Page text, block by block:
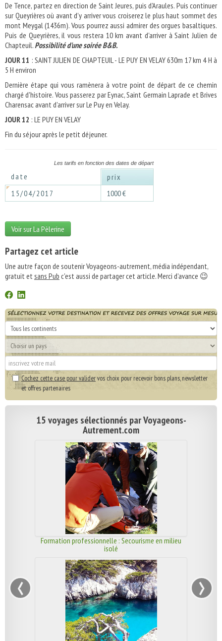
De Tence, partez en direction de Saint Jeures, puis d'Araules. Puis continuer
sur Queyrières où avant d'y arriver vous croiserez le plus haut sommet des
mont Meygal (1436m). Vous pourrez aussi admirer des orgues basaltiques.
Puis de Queyrières, il vous restera 10 km avant d'arriver à Saint Julien de
Chapteuil.Possibilité d'une soirée B&B.
JOUR 11 : SAINT JULIEN DE CHAPTEUIL - LE PUY EN VELAY 630m 17 km 4 H à
5 H environ
Dernière étape qui vous ramènera à votre point de départ de ce chemin
chargé d'histoire. Vous passerez par Eynac, Saint Germain Laprade et Brives
Charensac avant d'arriver sur Le Puy en Velay.
JOUR 12 : LE PUY EN VELAY
Fin du séjour après le petit déjeuner.
Les tarifs en fonction des dates de départ
date
prix
15/04/2017
1000 €
Voir sur La Pèlerine
Partagez cet article
Une autre façon de soutenir Voyageons-autrement, média indépendant,
gratuit etsans Pub c'est aussi de partager cet article. Merci d'avance 😉
Cochez cette case pour validervos choix pour recevoir bons plans, newsletter
et offres partenaires
15 voyages sélectionnés par Voyageons-
Autrement.com
Formation professionnelle : Secourisme en milieu
isolé
‹ ›